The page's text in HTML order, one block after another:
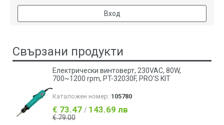
Вход
Свързани продукти
Електрически винтоверт, 230VAC, 80W,
700~1200 rpm, PT-32030F, PRO'S KIT
Каталожен номер: 105780
€ 73.47 / 143.69 лв
€ 79.00